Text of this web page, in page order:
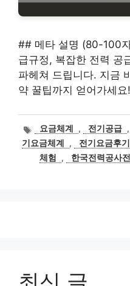
## 메타 설명 (80-100
급규정, 복잡한 전력 공
파헤쳐 드립니다. 지금
약 꿀팁까지 얻어가세
태
그
요금체계 , 전기공급 ,
기요금체계
, 전기요금후기
체험
, 한국전력공사